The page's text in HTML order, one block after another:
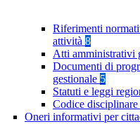
Riferimenti
attività 8
Atti amministrativi
Documenti di
gestionale 5
Statuti e leggi
Codice
Oneri informativi per